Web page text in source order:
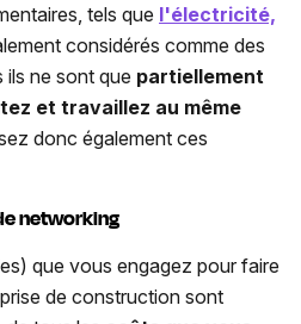
tels que l'électricité,
considérés comme des
ne sont que partiellement
et travaillez au même
donc également ces
networking
que vous engagez pour faire
de construction sont